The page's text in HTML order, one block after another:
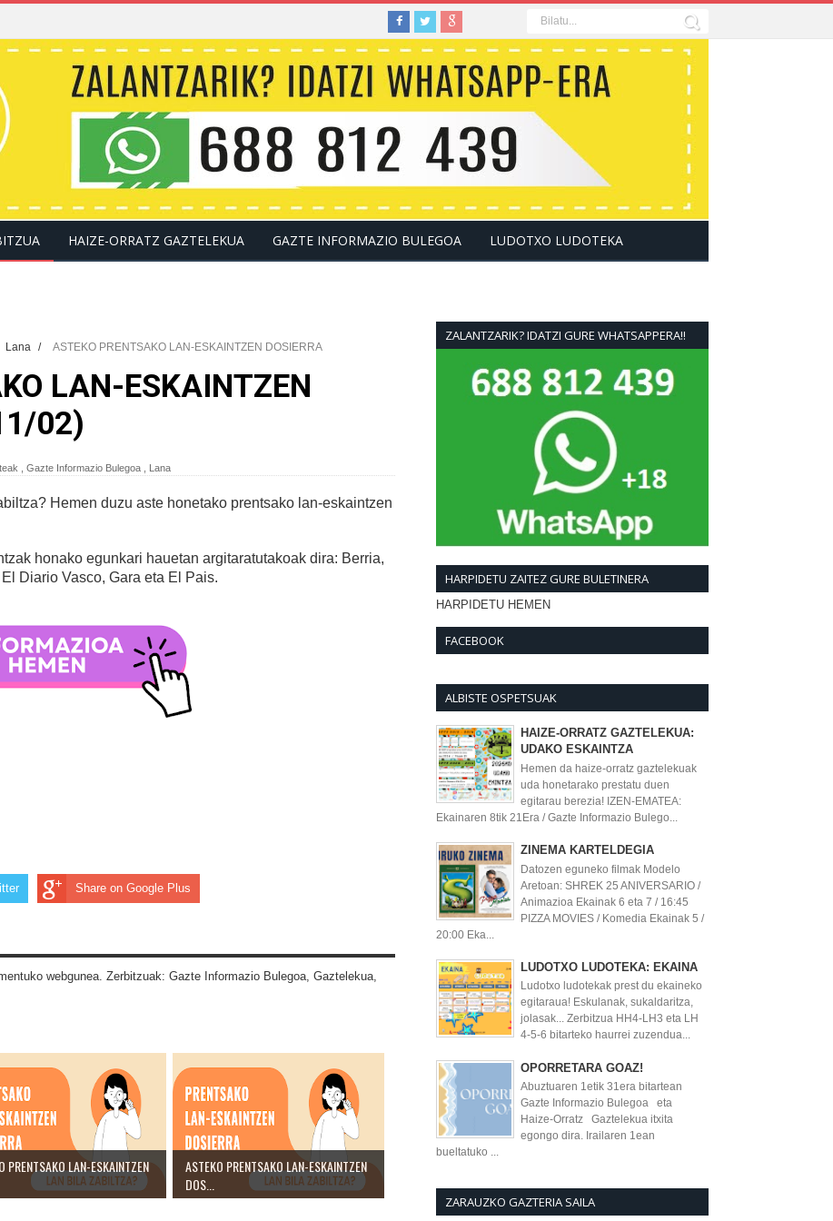
HAIZE-ORRATZ GAZTELEKUA GAZTE INFORMAZIO BULEGOA LUDOTXO LUDOTEKA
Lana /
ASTEKO PRENTSAKO LAN-ESKAINTZEN DOSIERRA
LAN-ESKAINTZEN
02)
Gazte Informazio Bulegoa Lana
Hemen duzu aste honetako prentsako lan-eskaintzen
honako egunkari hauetan argitaratutakoak dira: Berria,
Diario Vasco, Gara eta El Pais.
Share on Google Plus
webgunea. Zerbitzuak: Gazte Informazio Bulegoa, Gaztelekua,
PRENTSAKO LAN-ESKAINTZEN
ASTEKO PRENTSAKO LAN-ESKAINTZEN
DOS...
ZALANTZARIK? IDATZI GURE WHATSAPPERA!!
HARPIDETU ZAITEZ GURE BULETINERA
HARPIDETU HEMEN
FACEBOOK
ALBISTE OSPETSUAK
HAIZE-ORRATZ GAZTELEKUA:
UDAKO ESKAINTZA
Hemen da haize-orratz gaztelekuak
uda honetarako prestatu duen
egitarau berezia! IZEN-EMATEA:
Ekainaren 8tik 21Era / Gazte Informazio Bulego...
ZINEMA KARTELDEGIA
Datozen eguneko filmak Modelo
Aretoan: SHREK 25 ANIVERSARIO /
Animazioa Ekainak 6 eta 7 / 16:45
PIZZA MOVIES / Komedia Ekainak 5 /
20:00 Eka...
LUDOTXO LUDOTEKA: EKAINA
Ludotxo ludotekak prest du ekaineko
egitaraua! Eskulanak, sukaldaritza,
jolasak... Zerbitzua HH4-LH3 eta LH
4-5-6 bitarteko haurrei zuzendua...
OPORRETARA GOAZ!
Abuztuaren 1etik 31era bitartean
Gazte Informazio Bulegoa eta
Haize-Orratz Gaztelekua itxita
egongo dira. Irailaren 1ean
bueltatuko ...
ZARAUZKO GAZTERIA SAILA